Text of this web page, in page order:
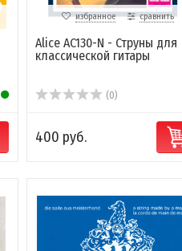
избранное сравнить
Alice AC130-N - Струны для
классической гитары
(0)
400 руб.